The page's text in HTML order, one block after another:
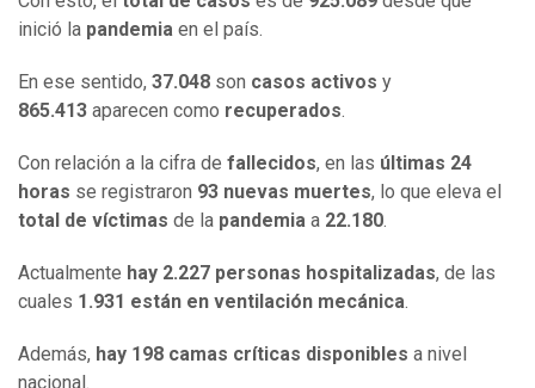
inició la pandemia en el país.
En ese sentido, 37.048 son casos activos y
865.413 aparecen como recuperados.
Con relación a la cifra de fallecidos, en las últimas 24
horas se registraron 93 nuevas muertes, lo que eleva el
total de víctimas de la pandemia a 22.180.
Actualmente hay 2.227 personas hospitalizadas, de las
cuales 1.931 están en ventilación mecánica.
Además, hay 198 camas críticas disponibles a nivel
nacional.